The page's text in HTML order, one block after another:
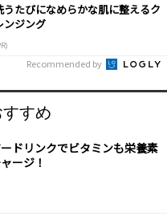
うたびになめらかな肌に整えるク
ンジング
Recommended by
すめ
ドリンクでビタミンも栄養素
ージ！